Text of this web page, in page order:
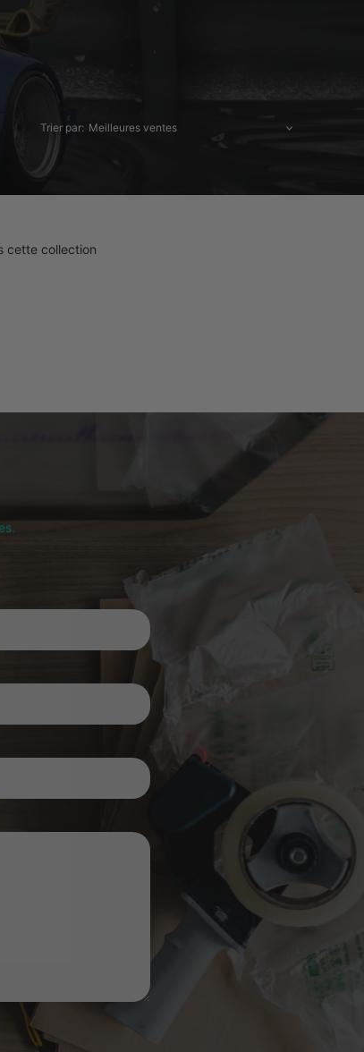
Trier par:
cette collection